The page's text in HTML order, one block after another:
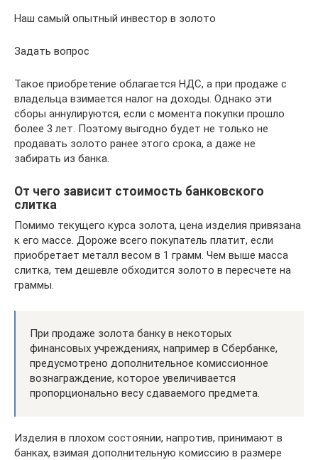
Наш самый опытный инвестор в золото
Задать вопрос
Такое приобретение облагается НДС, а при продаже с
владельца взимается налог на доходы. Однако эти
сборы аннулируются, если с момента покупки прошло
более 3 лет. Поэтому выгодно будет не только не
продавать золото ранее этого срока, а даже не
забирать из банка.
От чего зависит стоимость банковского
слитка
Помимо текущего курса золота, цена изделия привязана
к его массе. Дороже всего покупатель платит, если
приобретает металл весом в 1 грамм. Чем выше масса
слитка, тем дешевле обходится золото в пересчете на
граммы.
При продаже золота банку в некоторых
финансовых учреждениях, например в Сбербанке,
предусмотрено дополнительное комиссионное
вознаграждение, которое увеличивается
пропорционально весу сдаваемого предмета.
Изделия в плохом состоянии, напротив, принимают в
банках, взимая дополнительную комиссию в размере